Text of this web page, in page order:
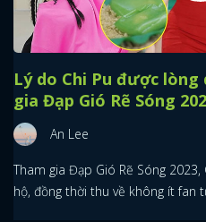
Lý do Chi Pu được
gia Đạp Gió Rẽ Sóng
An Lee
Tham gia Đạp Gió Rẽ Sóng
hộ, đồng thời thu về không ít fan